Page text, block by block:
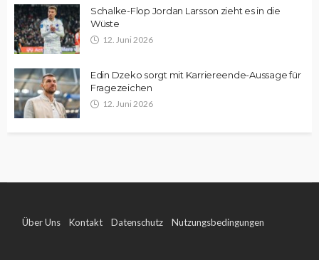
Schalke-Flop Jordan Larsson zieht es in die
Wüste
12. Juni 2026
Edin Dzeko sorgt mit Karriereende-Aussage für
Fragezeichen
12. Juni 2026
Über Uns Kontakt Datenschutz Nutzungsbedingungen